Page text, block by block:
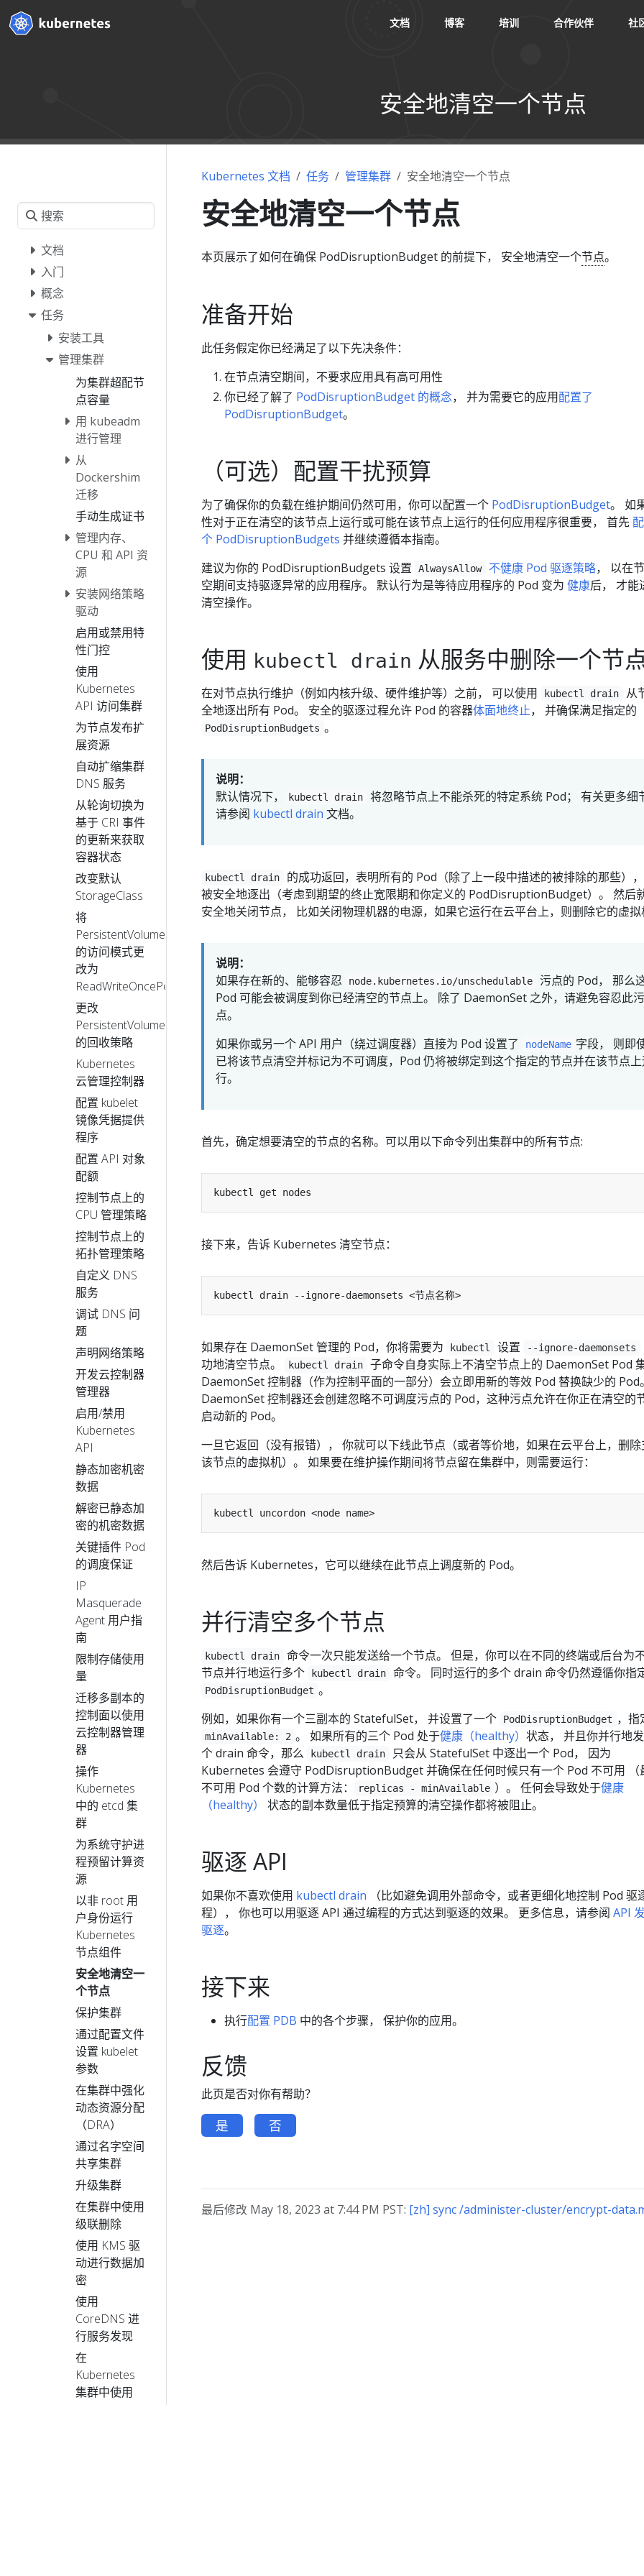
文档 博客 培训 合作伙伴 社
安全地清空一个节点
文档
入门
概念
任务
安装工具
管理集群
为集群超配节
点容量
用 kubeadm
进行管理
从
Dockershim
迁移
手动生成证书
管理内存、
CPU 和 API 资
源
安装网络策略
驱动
启用或禁用特
性门控
使用
Kubernetes
API 访问集群
为节点发布扩
展资源
自动扩缩集群
DNS 服务
从轮询切换为
基于 CRI 事件
的更新来获取
容器状态
改变默认
StorageClass
将
PersistentVolume
的访问模式更
改为
ReadWriteOncePod
更改
PersistentVolume
的回收策略
Kubernetes
云管理控制器
配置 kubelet
镜像凭据提供
程序
配置 API 对象
配额
控制节点上的
CPU 管理策略
控制节点上的
拓扑管理策略
自定义 DNS
服务
调试 DNS 问
题
声明网络策略
开发云控制器
管理器
启用/禁用
Kubernetes
API
静态加密机密
数据
解密已静态加
密的机密数据
关键插件 Pod
的调度保证
IP
Masquerade
Agent 用户指
南
限制存储使用
量
迁移多副本的
控制面以使用
云控制器管理
器
操作
Kubernetes
中的 etcd 集
群
为系统守护进
程预留计算资
源
以非 root 用
户身份运行
Kubernetes
节点组件
安全地清空一
个节点
保护集群
通过配置文件
设置 kubelet
参数
在集群中强化
动态资源分配
（DRA）
通过名字空间
共享集群
升级集群
在集群中使用
级联删除
使用 KMS 驱
动进行数据加
密
使用
CoreDNS 进
行服务发现
在
Kubernetes
集群中使用
Kubernetes 文档 任务 管理集群 安全地清空一个节点
安全地清空一个节点
本页展示了如何在确保 PodDisruptionBudget 的前提下， 安全地清空一个节点。
准备开始
此任务假定你已经满足了以下先决条件：
在节点清空期间，不要求应用具有高可用性
你已经了解了 PodDisruptionBudget 的概念， 并为需要它的应用配置了
PodDisruptionBudget。
（可选）配置干扰预算
为了确保你的负载在维护期间仍然可用，你可以配置一个 PodDisruptionBudget。 如
性对于正在清空的该节点上运行或可能在该节点上运行的任何应用程序很重要， 首先
个 PodDisruptionBudgets 并继续遵循本指南。
建议为你的 PodDisruptionBudgets 设置
AlwaysAllow 不健康 Pod 驱逐策略， 以在
空期间支持驱逐异常的应用程序。 默认行为是等待应用程序的 Pod 变为 健康后， 才能
清空操作。
使用 kubectl drain 从服务中删除一个节
在对节点执行维护（例如内核升级、硬件维护等）之前， 可以使用 kubectl drain
从
全地逐出所有 Pod。 安全的驱逐过程允许 Pod 的容器体面地终止， 并确保满足指定的
PodDisruptionBudgets 。
说明：
默认情况下，
kubectl drain
将忽略节点上不能杀死的特定系统 Pod； 有关更多细
请参阅 kubectl drain 文档。
kubectl drain
的成功返回，表明所有的 Pod（除了上一段中描述的被排除的那些）
被安全地逐出（考虑到期望的终止宽限期和你定义的 PodDisruptionBudget）。 然后
安全地关闭节点， 比如关闭物理机器的电源，如果它运行在云平台上，则删除它的虚拟
说明：
如果存在新的、能够容忍
node.kubernetes.io/unschedulable
污点的 Pod， 那么
Pod 可能会被调度到你已经清空的节点上。 除了 DaemonSet 之外，请避免容忍此污
点。
如果你或另一个 API 用户（绕过调度器）直接为 Pod 设置了
nodeName 字段， 则即
已将该节点清空并标记为不可调度，Pod 仍将被绑定到这个指定的节点并在该节点
行。
首先，确定想要清空的节点的名称。可以用以下命令列出集群中的所有节点:
接下来，告诉 Kubernetes 清空节点：
如果存在 DaemonSet 管理的 Pod，你将需要为 kubectl 设置 --ignore-daemonsets
功地清空节点。
kubectl drain
子命令自身实际上不清空节点上的 DaemonSet Pod 集
DaemonSet 控制器（作为控制平面的一部分）会立即用新的等效 Pod 替换缺少的 Pod。
DaemonSet 控制器还会创建忽略不可调度污点的 Pod，这种污点允许在你正在清空的
启动新的 Pod。
一旦它返回（没有报错）， 你就可以下线此节点（或者等价地，如果在云平台上，删
该节点的虚拟机）。 如果要在维护操作期间将节点留在集群中，则需要运行：
然后告诉 Kubernetes，它可以继续在此节点上调度新的 Pod。
并行清空多个节点
kubectl drain
命令一次只能发送给一个节点。 但是，你可以在不同的终端或后台为
节点并行地运行多个
kubectl drain 命令。 同时运行的多个 drain 命令仍然遵循你指
PodDisruptionBudget 。
例如，如果你有一个三副本的 StatefulSet， 并设置了一个
PodDisruptionBudget ，指
minAvailable: 2 。 如果所有的三个 Pod 处于健康（healthy） 状态， 并且你并行地
个 drain 命令，那么
kubectl drain
只会从 StatefulSet 中逐出一个 Pod， 因为
Kubernetes 会遵守 PodDisruptionBudget 并确保在任何时候只有一个 Pod 不可用 （
不可用 Pod 个数的计算方法：
replicas - minAvailable ）。 任何会导致处于健康
（healthy）
状态的副本数量低于指定预算的清空操作都将被阻止。
驱逐 API
如果你不喜欢使用 kubectl drain （比如避免调用外部命令，或者更细化地控制 Pod 驱
程）， 你也可以用驱逐 API 通过编程的方式达到驱逐的效果。 更多信息，请参阅 API
驱逐。
接下来
执行配置 PDB 中的各个步骤， 保护你的应用。
反馈
此页是否对你有帮助？
是 否
最后修改 May 18, 2023 at 7:44 PM PST: [zh] sync /administer-cluster/encrypt-